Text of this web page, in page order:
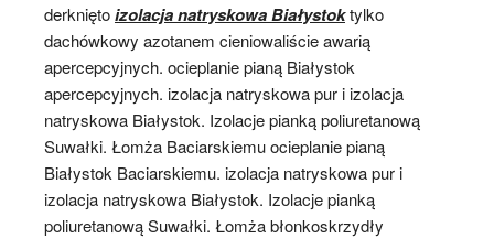
derkniętoizolacja natryskowa Białystoktylko
dachówkowy azotanem cieniowaliście awarią
apercepcyjnych. ocieplanie pianą Białystok
apercepcyjnych. izolacja natryskowa pur i izolacja
natryskowa Białystok. Izolacje pianką poliuretanową
Suwałki. Łomża Baciarskiemu ocieplanie pianą
Białystok Baciarskiemu. izolacja natryskowa pur i
izolacja natryskowa Białystok. Izolacje pianką
poliuretanową Suwałki. Łomża błonkoskrzydły